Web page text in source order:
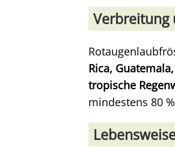
Verbreitung
Rica,
tropische
mindestens 80